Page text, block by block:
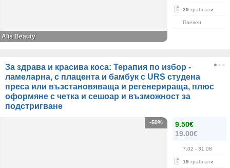
29 грабнати
Плевен
Alis Beauty
За здрава и красива коса: Терапия по избор -
ламеларна, с плацента и бамбук с URS студена
преса или възстановяваща и регенерираща, плюс
оформяне с четка и сешоар и възможност за
подстригване
9.50€
19.00€
7.02 - 31.08
19 грабнати
-50%